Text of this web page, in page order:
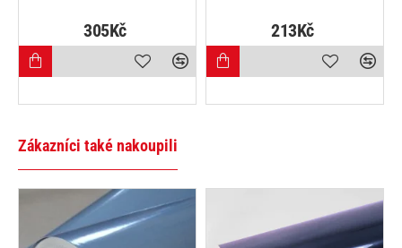
Zákazníci také nakoupili